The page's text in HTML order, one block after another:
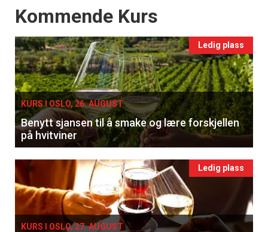
Events
Kommende Kurs
Ledig plass
KURS I OSLO, 26. AUGUST
Benytt sjansen til å smake og lære forskjellen
på hvitviner
Ledig plass
KURS I OSLO, 27. AUGUST